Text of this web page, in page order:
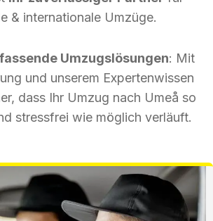
& internationale Umzüge.
Umzugslösungen: Mit
und unserem Expertenwissen
dass Ihr Umzug nach Umeå so
stressfrei wie möglich verläuft.